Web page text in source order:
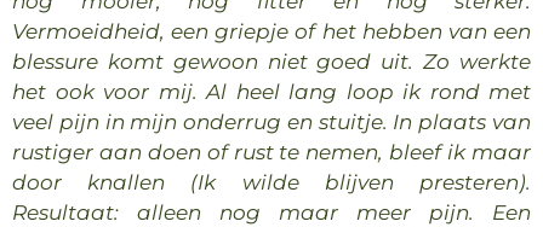
Vermoeidheid, een griepje of het hebben van een
blessure komt gewoon niet goed uit. Zo werkte
het ook voor mij. Al heel lang loop ik rond met
veel pijn in mijn onderrug en stuitje. In plaats van
rustiger aan doen of rust te nemen, bleef ik maar
door knallen (Ik wilde blijven presteren).
Resultaat: alleen nog maar meer pijn. Een